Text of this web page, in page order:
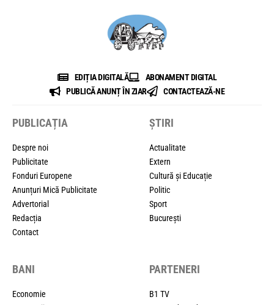
EDIȚIA DIGITALĂ
ABONAMENT DIGITAL
PUBLICĂ ANUNȚ ÎN ZIAR
CONTACTEAZĂ-NE
PUBLICAȚIA
Despre noi
Publicitate
Fonduri Europene
Anunțuri Mică Publicitate
Advertorial
Redacția
Contact
ȘTIRI
Actualitate
Extern
Cultură și Educație
Politic
Sport
București
BANI
Economie
PARTENERI
B1 TV